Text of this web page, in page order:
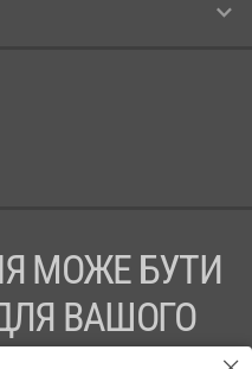
МОЖЕ БУТИ
ВАШОГО